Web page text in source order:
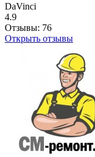
DaVinci
4.9
Отзывы: 76
Открыть отзывы